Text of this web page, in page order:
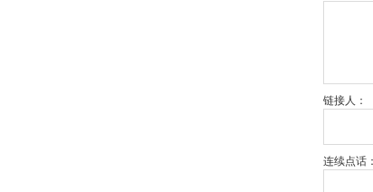
链接人：
连续点话：